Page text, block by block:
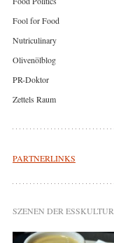
Fool for Food
Nutriculinary
Olivenölblog
PR-Doktor
Zettels Raum
PARTNERLINKS
SZENEN DER ESSKULTUR